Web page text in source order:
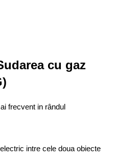
cu gaz
frecvent in rândul
intre cele doua obiecte